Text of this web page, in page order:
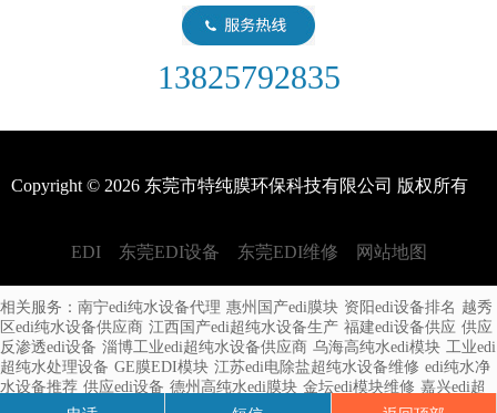
作为一项重要的水处理技术受到越来越多人的关注。本文将深入探
的迭代更是让人捉摸不透，比如新型的EDI技术，我们能否接受
EDI设备多久更换一次？
EDI设备主要是为了给我们提供干净的纯水，其中有许许多多的零
件都对脏水的净化功能有作用，并且需要经常进行更换，如果是整
套设备多久更换一次？
海水淡化通常采用EDI水处理设备来获取淡水
13825792835
Copyright © 2026 东莞市特纯膜环保科技有限公司 版权所有
EDI 东莞EDI设备 东莞EDI维修 网站地图
相关服务： 南宁edi纯水设备代理 惠州国产edi膜块 资阳edi设备排名 越秀
区edi纯水设备供应商 江西国产edi超纯水设备生产 福建edi设备供应 供应
反渗透edi设备 淄博工业edi超纯水设备供应商 乌海高纯水edi模块 工业edi
超纯水处理设备 GE膜EDI模块 江苏edi电除盐超纯水设备维修 edi纯水净
水设备推荐 供应edi设备 德州高纯水edi膜块 金坛edi模块维修 嘉兴edi超
纯水设备工程
潍坊2吨edi超纯水设备供应商 崇州国产edi模块 黑河edi系